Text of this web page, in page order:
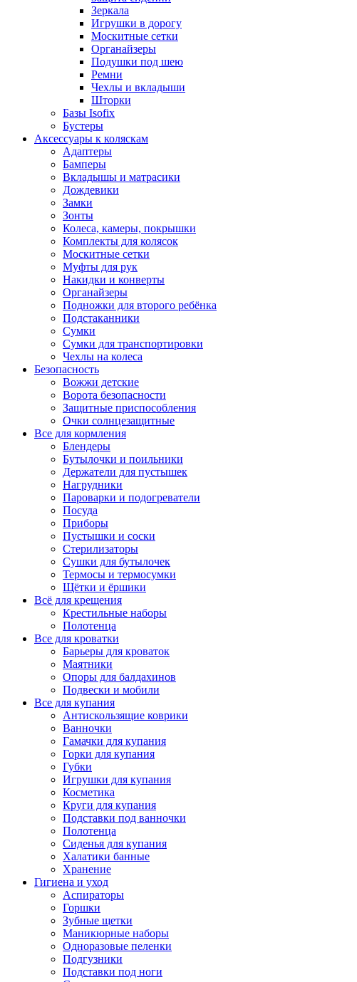
Зеркала
Игрушки в дорогу
Москитные сетки
Органайзеры
Подушки под шею
Ремни
Чехлы и вкладыши
Шторки
Базы Isofix
Бустеры
Аксессуары к коляскам
Адаптеры
Бамперы
Вкладышы и матрасики
Дождевики
Замки
Зонты
Колеса, камеры, покрышки
Комплекты для колясок
Москитные сетки
Муфты для рук
Накидки и конверты
Органайзеры
Подножки для второго ребёнка
Подстаканники
Сумки
Сумки для транспортировки
Чехлы на колеса
Безопасность
Вожжи детские
Ворота безопасности
Защитные приспособления
Очки солнцезащитные
Все для кормления
Блендеры
Бутылочки и поильники
Держатели для пустышек
Нагрудники
Пароварки и подогреватели
Посуда
Приборы
Пустышки и соски
Стерилизаторы
Сушки для бутылочек
Термосы и термосумки
Щётки и ёршики
Всё для крещения
Крестильные наборы
Полотенца
Все для кроватки
Барьеры для кроваток
Маятники
Опоры для балдахинов
Подвески и мобили
Все для купания
Антискользящие коврики
Ванночки
Гамачки для купания
Горки для купания
Губки
Игрушки для купания
Косметика
Круги для купания
Подставки под ванночки
Полотенца
Сиденья для купания
Халатики банные
Хранение
Гигиена и уход
Аспираторы
Горшки
Зубные щетки
Маникюрные наборы
Одноразовые пеленки
Подгузники
Подставки под ноги